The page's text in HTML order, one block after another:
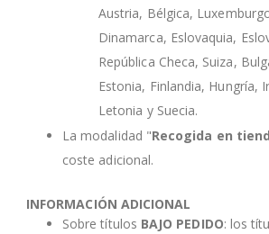
Austria, Bélgica,
Dinamarca, Eslovaquia,
República Checa, Suiza,
Estonia, Finlandia, Hungría,
Letonia y Suecia.
La modalidad "Recogida en
coste adicional.
INFORMACIÓN ADICIONAL
Sobre títulos BAJO PEDIDO: los